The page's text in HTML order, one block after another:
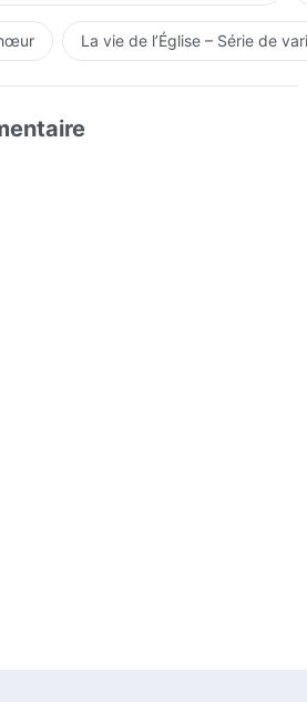
La vie de l’Église – Série de